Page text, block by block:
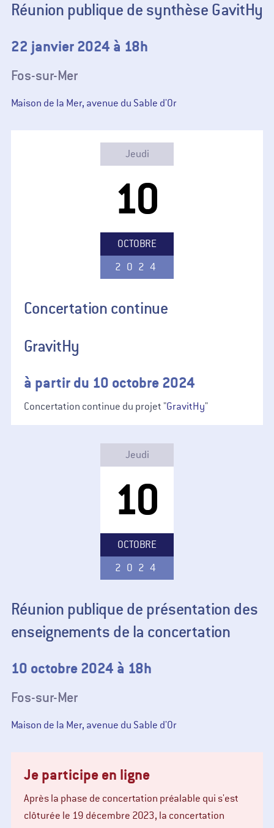
Réunion publique de synthèse GavitHy
22 janvier 2024 à 18h
Fos-sur-Mer
Maison de la Mer, avenue du Sable d'Or
Jeudi
10
OCTOBRE
2024
Concertation continue
GravitHy
à partir du 10 octobre 2024
Concertation continue du projet "GravitHy"
Jeudi
10
OCTOBRE
2024
Réunion publique de présentation des
enseignements de la concertation
10 octobre 2024 à 18h
Fos-sur-Mer
Maison de la Mer, avenue du Sable d'Or
Je participe en ligne
Après la phase de concertation préalable qui s'est
clôturée le 19 décembre 2023, la concertation